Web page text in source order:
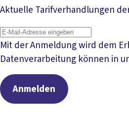
Aktuelle Tarifverhandlungen
Mit der Anmeldung wird dem
Datenverarbeitung können in
Anmelden